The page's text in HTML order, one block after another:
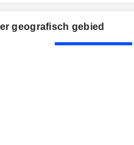
geografisch gebied